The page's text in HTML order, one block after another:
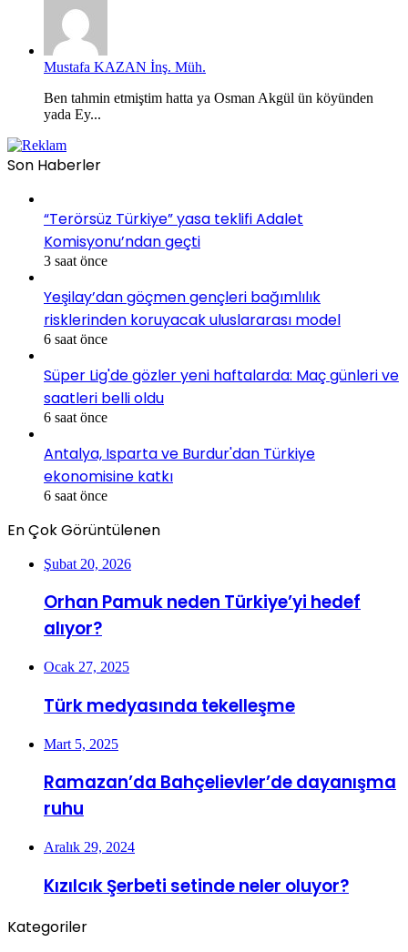
Mustafa KAZAN İnş. Müh.
Ben tahmin etmiştim hatta ya Osman Akgül ün köyünden
yada Ey...
Son Haberler
“Terörsüz Türkiye” yasa teklifi Adalet
Komisyonu’ndan geçti
3 saat önce
Yeşilay’dan göçmen gençleri bağımlılık
risklerinden koruyacak uluslararası model
6 saat önce
Süper Lig'de gözler yeni haftalarda: Maç günleri ve
saatleri belli oldu
6 saat önce
Antalya, Isparta ve Burdur'dan Türkiye
ekonomisine katkı
6 saat önce
En Çok Görüntülenen
Şubat 20, 2026
Orhan Pamuk neden Türkiye’yi hedef
alıyor?
Ocak 27, 2025
Türk medyasında tekelleşme
Mart 5, 2025
Ramazan’da Bahçelievler’de dayanışma
ruhu
Aralık 29, 2024
Kızılcık Şerbeti setinde neler oluyor?
Kategoriler